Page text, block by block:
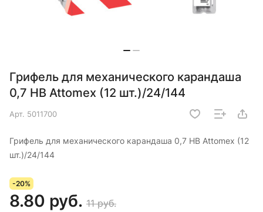
Грифель для механического карандаша
0,7 HB Attomex (12 шт.)/24/144
Арт. 5011700
Грифель для механического карандаша 0,7 HB Attomex (12
шт.)/24/144
-20%
8.80 руб. 11 руб.